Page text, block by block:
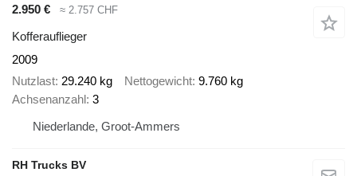
2.950 €
≈ 2.757 CHF
Kofferauflieger
2009
Nutzlast 29.240 kg Nettogewicht 9.760 kg
Achsenanzahl 3
Niederlande, Groot-Ammers
RH Trucks BV